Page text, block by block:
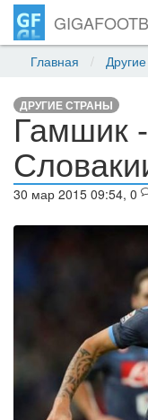
Главная
ДРУГИЕ СТРАНЫ
Гамшик -
30 мар 2015 09:54, 0